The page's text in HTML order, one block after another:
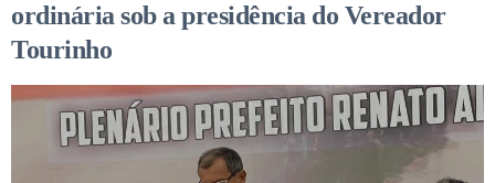
ordinária sob a presidência do Vereador
Tourinho